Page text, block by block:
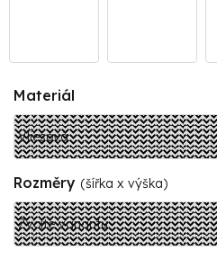
Materiál
Rozměry (šířka x výška)